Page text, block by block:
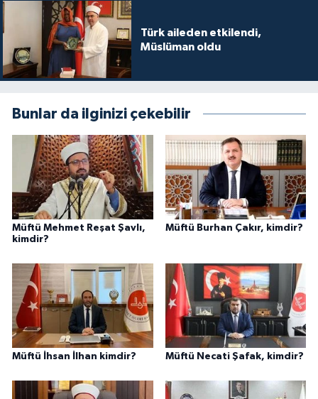
Türk aileden etkilendi,
Müslüman oldu
Bunlar da ilginizi çekebilir
Müftü Mehmet Reşat Şavlı,
kimdir?
Müftü Burhan Çakır, kimdir?
Müftü İhsan İlhan kimdir? Müftü Necati Şafak, kimdir?